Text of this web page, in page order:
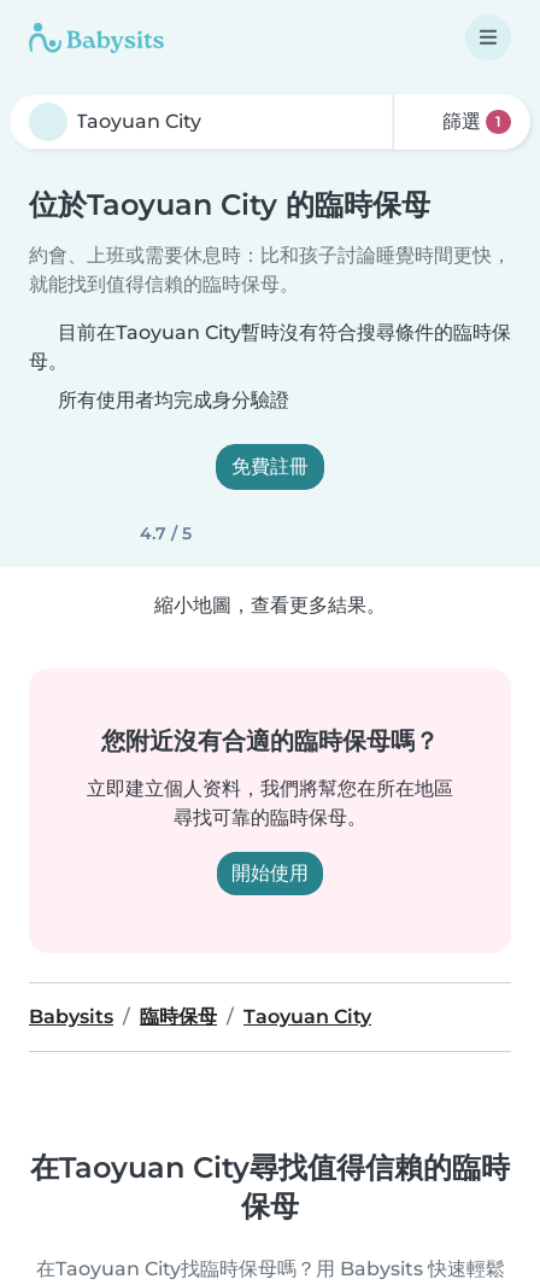
篩選 1
位於Taoyuan City 的臨時保母
約會、上班或需要休息時：比和孩子討論睡覺時間更快，
就能找到值得信賴的臨時保母。
目前在Taoyuan City暫時沒有符合搜尋條件的臨時保
母。
所有使用者均完成身分驗證
免費註冊
4.7 / 5
縮小地圖，查看更多結果。
您附近沒有合適的臨時保母嗎？
立即建立個人资料，我們將幫您在所在地區
尋找可靠的臨時保母。
開始使用
Babysits 臨時保母 Taoyuan City
在Taoyuan City尋找值得信賴的臨時
保母
在Taoyuan City找臨時保母嗎？用 Babysits 快速輕鬆